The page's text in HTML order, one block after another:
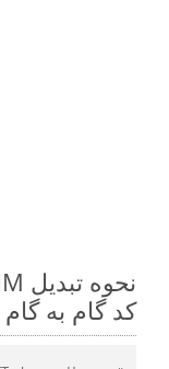
کد گام به گام